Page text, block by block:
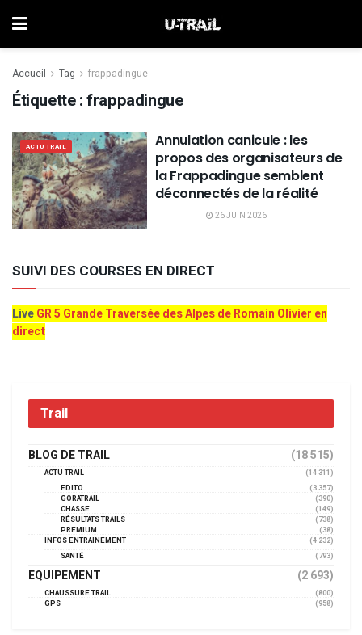
Accueil Tag frappadingue
Étiquette :frappadingue
ACTU TRAIL
Annulation canicule : les
propos des organisateurs de
la Frappadingue semblent
déconnectés de la réalité
26 JUIN 2026
SUIVI DES COURSES EN DIRECT
LiveGR 5 Grande Traversée des Alpes de Romain Olivier en
direct
Trail
BLOG DE TRAIL (18 515)
ACTU TRAIL
(14 311)
EDITO
(3 357)
GORATRAIL
(390)
CHASSE
(149)
RÉSULTATS TRAILS
(738)
PREMIUM
(38)
INFOS ENTRAINEMENT
(4 232)
SANTÉ
(793)
EQUIPEMENT (2 693)
CHAUSSURE TRAIL
(800)
GPS
(958)